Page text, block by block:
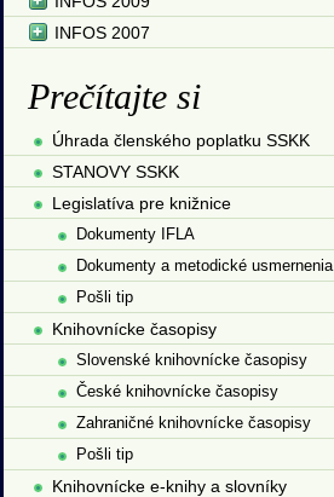
INFOS 2007
Prečítajte si
Úhrada členského poplatku SSKK
STANOVY SSKK
Legislatíva pre knižnice
Dokumenty IFLA
Dokumenty a metodické usmernenia
Pošli tip
Knihovnícke časopisy
Slovenské knihovnícke časopisy
České knihovnícke časopisy
Zahraničné knihovnícke časopisy
Pošli tip
Knihovnícke e-knihy a slovníky